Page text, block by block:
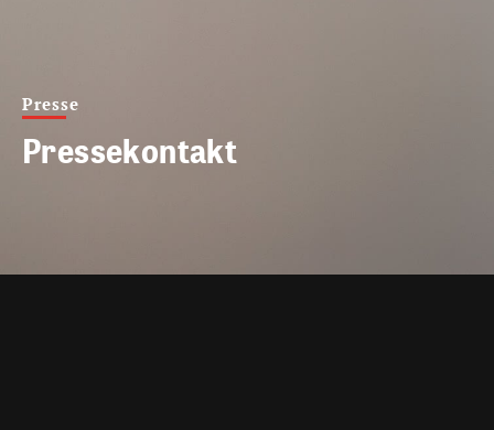
Presse
Pressekontakt